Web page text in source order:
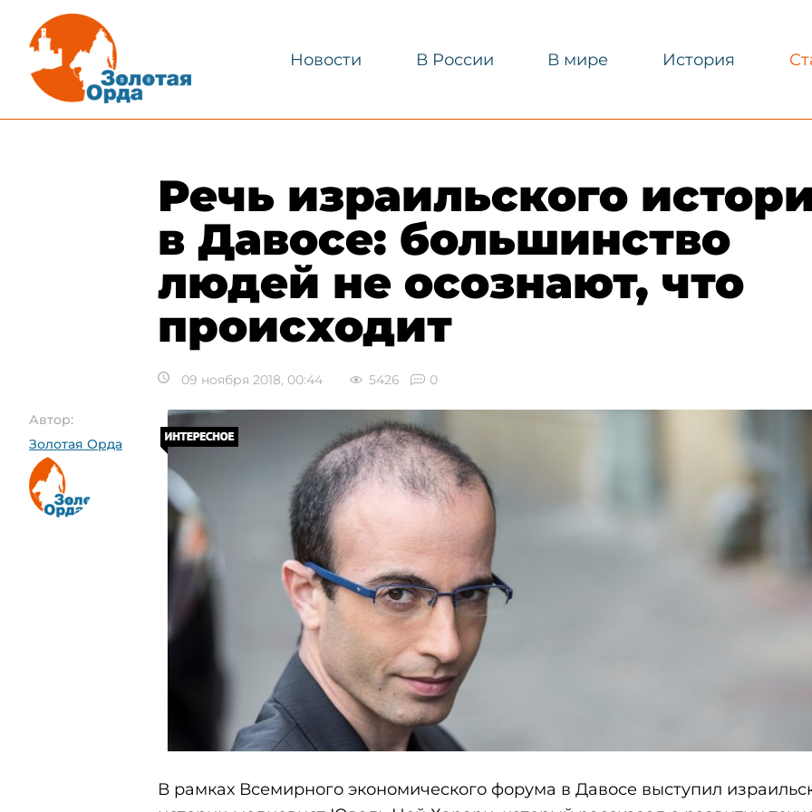
Новости В России В мире История
Речь израильского
в Давосе: большинство
людей не осознают, что
происходит
09 ноября 2018, 00:44 5426 0
Автор:
Золотая Орда
В рамках Всемирного экономического форума в Давосе выступил